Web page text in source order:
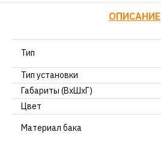
ОПИСАНИЕ
Тип
Тип установки
Габариты (ВхШхГ)
Цвет
Материал бака